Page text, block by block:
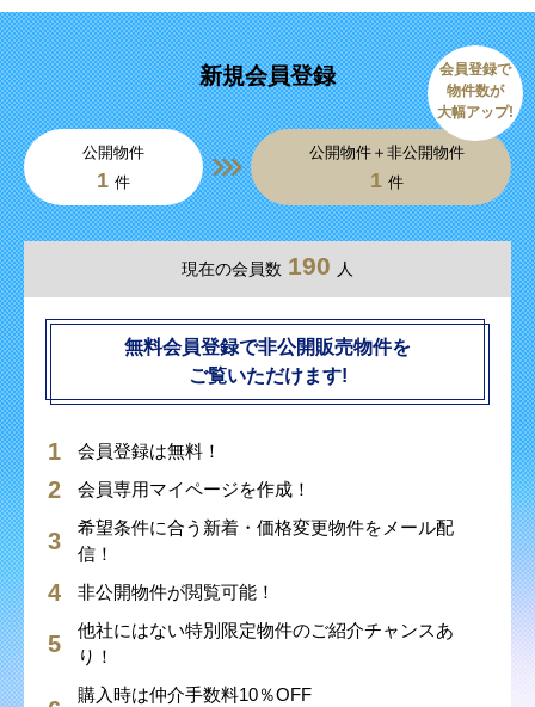
新規会員登録
公開物件
1 件
公開物件＋非公開物件
1 件
会員登録で
物件数が
大幅アップ!
現在の会員数 190 人
無料会員登録で非公開販売物件を
ご覧いただけます!
会員登録は無料！
会員専用マイページを作成！
希望条件に合う新着・価格変更物件をメール配
信！
非公開物件が閲覧可能！
他社にはない特別限定物件のご紹介チャンスあ
り！
購入時は仲介手数料10％OFF